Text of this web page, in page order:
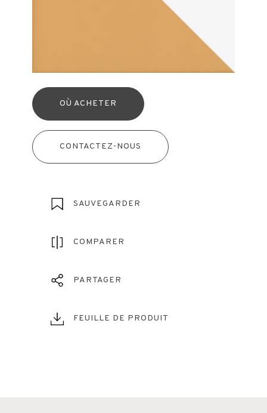
OÙ ACHETER
CONTACTEZ-NOUS
SAUVEGARDER
COMPARER
PARTAGER
FEUILLE DE PRODUIT